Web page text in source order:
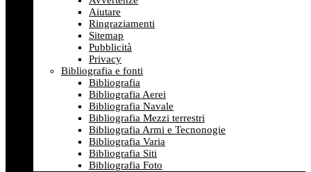
Aiutare
Ringraziamenti
Sitemap
Pubblicità
Privacy
Bibliografia e fonti
Bibliografia
Bibliografia Aerei
Bibliografia Navale
Bibliografia Mezzi terrestri
Bibliografia Armi e Tecnonogie
Bibliografia Varia
Bibliografia Siti
Bibliografia Foto